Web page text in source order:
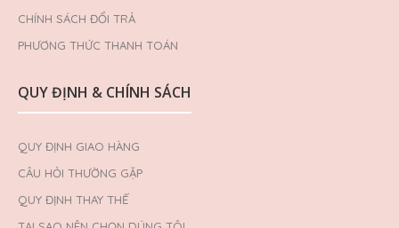
CHÍNH SÁCH ĐỔI TRẢ
PHƯƠNG THỨC THANH TOÁN
QUY ĐỊNH & CHÍNH SÁCH
QUY ĐỊNH GIAO HÀNG
CÂU HỎI THƯỜNG GẶP
QUY ĐỊNH THAY THẾ